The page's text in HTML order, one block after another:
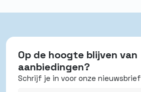
Op de hoogte blijven van
aanbiedingen?
Schrijf je in voor onze nieuwsbrief